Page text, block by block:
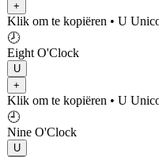
+
Klik om te kopiëren • U
🕗
Eight O'Clock
U
+
Klik om te kopiëren • U
🕘
Nine O'Clock
U